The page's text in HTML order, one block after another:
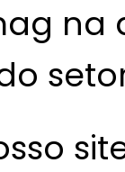
na